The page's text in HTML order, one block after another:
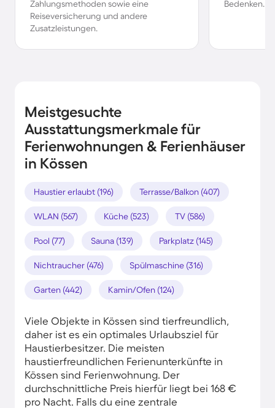
Zahlungsmethoden sowie eine
Reiseversicherung und andere
Zusatzleistungen.
Bedenken.
Meistgesuchte
Ausstattungsmerkmale für
Ferienwohnungen & Ferienhäuser
in Kössen
Haustier erlaubt (196) Terrasse/Balkon (407)
WLAN (567) Küche (523) TV (586)
Pool (77) Sauna (139) Parkplatz (145)
Nichtraucher (476) Spülmaschine (316)
Garten (442) Kamin/Ofen (124)
Viele Objekte in Kössen sind tierfreundlich,
daher ist es ein optimales Urlaubsziel für
Haustierbesitzer. Die meisten
haustierfreundlichen Ferienunterkünfte in
Kössen sind Ferienwohnung. Der
durchschnittliche Preis hierfür liegt bei 168 €
pro Nacht. Falls du eine zentrale